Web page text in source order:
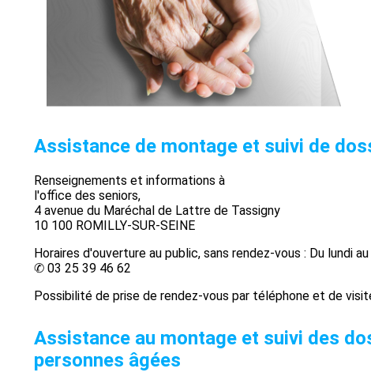
Assistance de montage et suivi de
Renseignements et informations à
l'office des seniors,
4 avenue du Maréchal de Lattre de Tassigny
10 100 ROMILLY-SUR-SEINE
Horaires d'ouverture au public, sans rendez-vous : Du lundi
✆ 03 25 39 46 62
Possibilité de prise de rendez-vous par téléphone et de
Assistance au montage et suivi des
personnes âgées